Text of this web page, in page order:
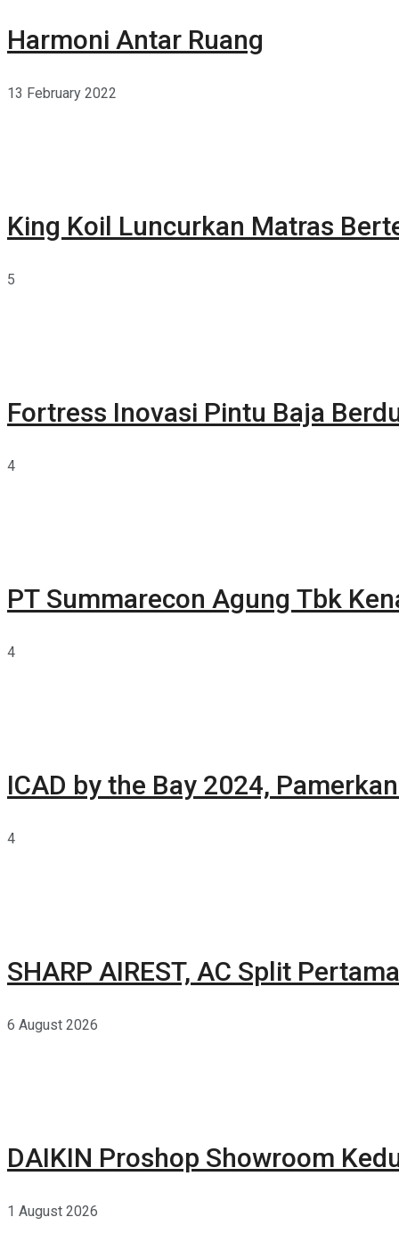
Harmoni Antar Ruang
13 February 2022
King Koil Luncurkan Matras
5
Fortress Inovasi Pintu Baja
4
PT Summarecon Agung Tbk
4
ICAD by the Bay 2024,
4
SHARP AIREST, AC Split
6 August 2026
DAIKIN Proshop Showroom
1 August 2026